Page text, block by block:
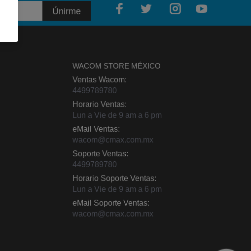
Únirme
WACOM STORE MÉXICO
Ventas Wacom:
4499789780
Horario Ventas:
Lun a Vie de 9 am a 6 pm
eMail Ventas:
wacom@cmax.com.mx
Soporte Ventas:
4499789780
Horario Soporte Ventas:
Lun a Vie de 9 am a 6 pm
eMail Soporte Ventas:
wacom@cmax.com.mx